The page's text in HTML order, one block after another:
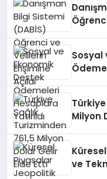
Sosyal
Milyon
ve